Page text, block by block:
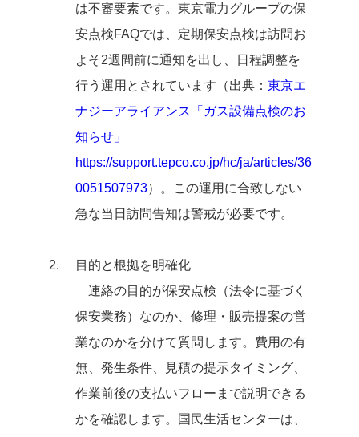
は不審要素です。東京電力グループの保
安点検FAQでは、定期保安点検は訪問お
よそ2週間前に通知を出し、日程調整を
行う運用とされています（出典： 東京エ
ナジーアライアンス「ガス設備点検のお
知らせ」
https://support.tepco.co.jp/hc/ja/articles/36
0051507973）。この運用に合致しない
急な当日訪問告知は警戒が必要です。
目的と根拠を明確化
連絡の目的が保安点検（法令に基づく
保安業務）なのか、修理・販売提案の営
業なのかを分けて質問します。費用の有
無、発生条件、見積の提示タイミング、
作業前後の支払いフローまで説明できる
かを確認します。国民生活センターは、